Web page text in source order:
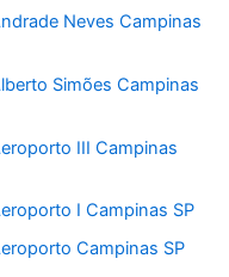
Neves Campinas
Simões Campinas
III Campinas
I Campinas SP
Campinas SP